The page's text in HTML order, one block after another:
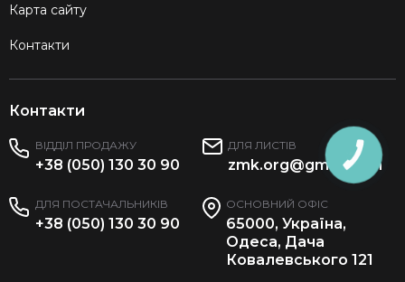
Карта сайту
Контакти
Контакти
ВІДДІЛ ПРОДАЖУ
+38 (050) 130 30 90
ДЛЯ ПОСТАЧАЛЬНИКІВ
+38 (050) 130 30 90
ДЛЯ ЛИСТІВ
zmk.org@gmail.com
ОСНОВНИЙ ОФІС
65000, Україна,
Одеса, Дача
Ковалевського 121
КНОПКА
ЗВ'ЯЗКУ